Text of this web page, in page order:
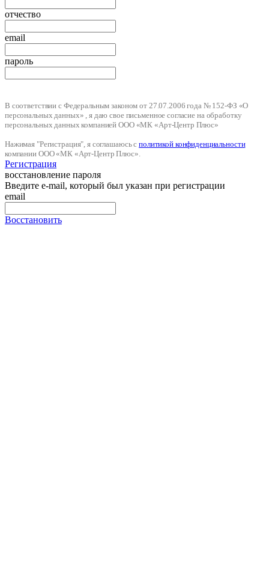
отчество
email
пароль
В соответствии с Федеральным законом от 27.07.2006 года № 152-ФЗ «О
персональных данных» , я даю свое письменное согласие на обработку
персональных данных компанией ООО «МК «Арт-Центр Плюс»
Нажимая "Регистрация", я соглашаюсь сполитикой конфиденциальности
компании ООО «МК «Арт-Центр Плюс».
Регистрация
восстановление пароля
Введите e-mail, который был указан при регистрации
email
Восстановить